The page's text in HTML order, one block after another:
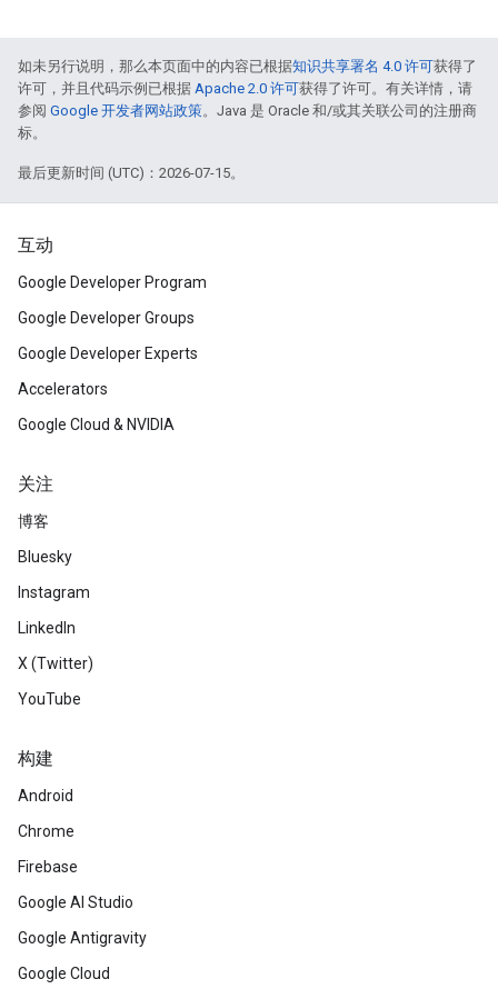
如未另行说明，那么本页面中的内容已根据知识共享署名 4.0 许可获得了
许可，并且代码示例已根据 Apache 2.0 许可获得了许可。有关详情，请
参阅 Google 开发者网站政策。Java 是 Oracle 和/或其关联公司的注册商
标。
最后更新时间 (UTC)：2026-07-15。
互动
Google Developer Program
Google Developer Groups
Google Developer Experts
Accelerators
Google Cloud & NVIDIA
关注
博客
Bluesky
Instagram
LinkedIn
X (Twitter)
YouTube
构建
Android
Chrome
Firebase
Google AI Studio
Google Antigravity
Google Cloud